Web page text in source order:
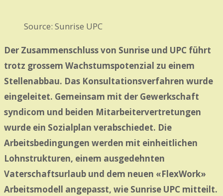
Source: Sunrise UPC
Der Zusammenschluss von Sunrise und UPC führt
trotz grossem Wachstumspotenzial zu einem
Stellenabbau. Das Konsultationsverfahren wurde
eingeleitet. Gemeinsam mit der Gewerkschaft
syndicom und beiden Mitarbeitervertretungen
wurde ein Sozialplan verabschiedet. Die
Arbeitsbedingungen werden mit einheitlichen
Lohnstrukturen, einem ausgedehnten
Vaterschaftsurlaub und dem neuen «FlexWork»
Arbeitsmodell angepasst, wie Sunrise UPC mitteilt.